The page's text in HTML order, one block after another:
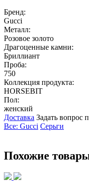
Бренд:
Gucci
Металл:
Розовое золото
Драгоценные камни:
Бриллиант
Проба:
750
Коллекция продукта:
HORSEBIT
Пол:
женский
Доставка Задать вопрос
Все: Gucci Серьги
Похожие